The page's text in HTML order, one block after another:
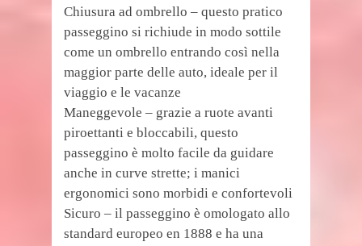
Chiusura ad ombrello – questo pratico
passeggino si richiude in modo sottile
come un ombrello entrando così nella
maggior parte delle auto, ideale per il
viaggio e le vacanze
Maneggevole – grazie a ruote avanti
piroettanti e bloccabili, questo
passeggino è molto facile da guidare
anche in curve strette; i manici
ergonomici sono morbidi e confortevoli
Sicuro – il passeggino è omologato allo
standard europeo en 1888 e ha una